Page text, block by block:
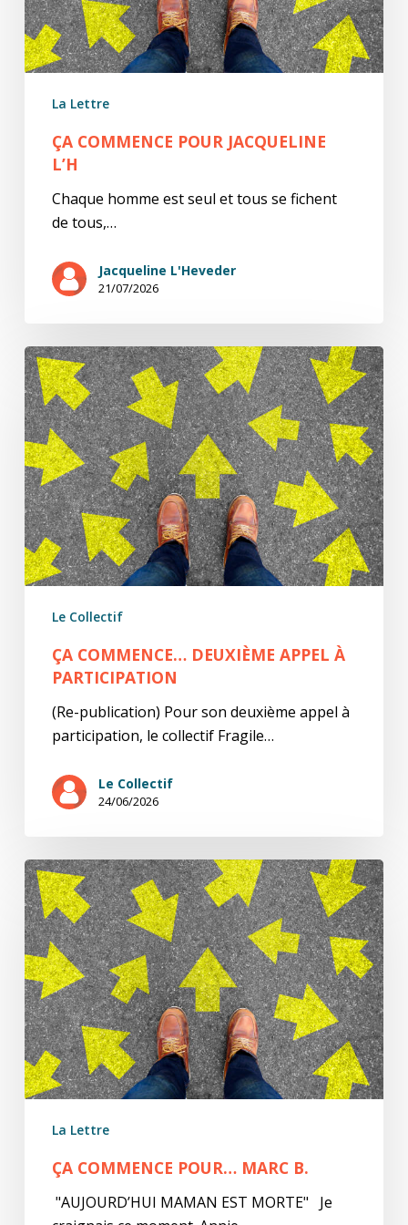
La Lettre
ÇA COMMENCE POUR JACQUELINE
L’H
Chaque homme est seul et tous se fichent
de tous,…
Jacqueline L'Heveder
21/07/2026
ÇA
COMMENCE…
Deuxième
appel
à
participation
Le Collectif
ÇA COMMENCE… DEUXIÈME APPEL À
PARTICIPATION
(Re-publication) Pour son deuxième appel à
participation, le collectif Fragile…
Le Collectif
24/06/2026
Ça
commence
pour…
Marc
B.
La Lettre
ÇA COMMENCE POUR… MARC B.
"AUJOURD’HUI MAMAN EST MORTE" Je